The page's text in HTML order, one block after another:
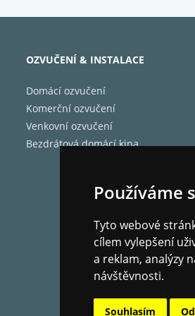
Používáme
Tyto webové
cílem vylepšení
a reklam, analýzy
návštěvnosti.
Souhlasím
okolí
VoiceAware
OZVUČENÍ & INSTALACE
Domácí ozvučení
Komerční ozvučení
Venkovní ozvučení
Bezdrátová domácí kina